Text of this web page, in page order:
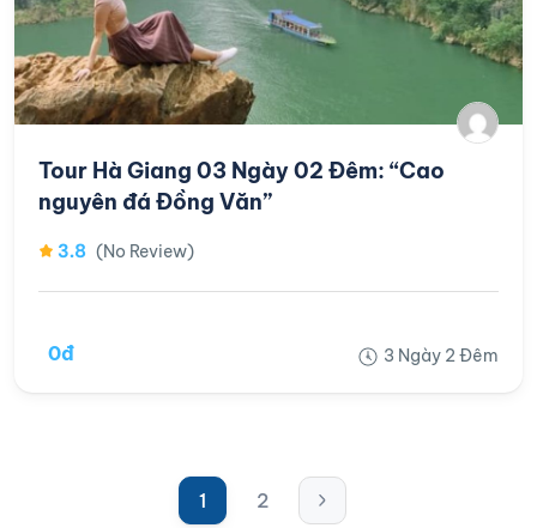
Tour Hà Giang 03 Ngày 02 Đêm: “Cao
nguyên đá Đồng Văn”
3.8 (No Review)
0đ 3 Ngày 2 Đêm
1 2